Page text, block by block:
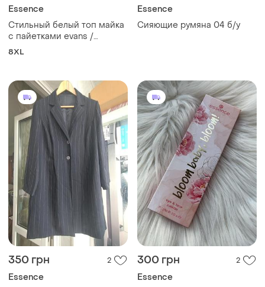
Essence
Стильный белый топ майка
с пайетками evans /
essence батального
8XL
Essence
Сияющие румяна 04 б/у
350 грн 2
Essence
300 грн 2
Essence